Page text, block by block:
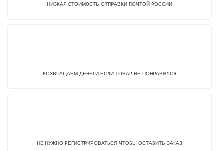
НИЗКАЯ СТОИМОСТЬ ОТПРАВКИ ПОЧТОЙ РОССИИ
ВОЗВРАЩАЕМ ДЕНЬГИ ЕСЛИ ТОВАР НЕ ПОНРАВИЛСЯ
НЕ НУЖНО РЕГИСТРИРОВАТЬСЯ ЧТОБЫ ОСТАВИТЬ ЗАКАЗ